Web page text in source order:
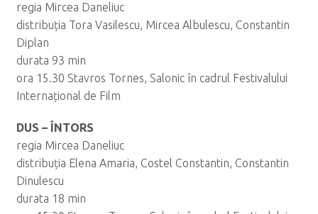
regia Mircea Daneliuc
distribuția Tora Vasilescu, Mircea Albulescu, Constantin
Diplan
durata 93 min
ora 15.30 Stavros Tornes, Salonic în cadrul Festivalului
Internațional de Film
DUS – ÎNTORS
regia Mircea Daneliuc
distribuția Elena Amaria, Costel Constantin, Constantin
Dinulescu
durata 18 min